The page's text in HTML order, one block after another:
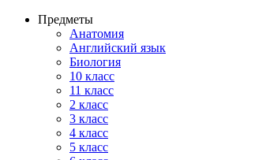
Предметы
Анатомия
Английский язык
Биология
10 класс
11 класс
2 класс
3 класс
4 класс
5 класс